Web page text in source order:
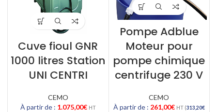
Cuve fioul GNR
1000 litres Station
UNI CENTRI
CEMO
À partir de : 1.075,00€ HT
Pompe Adblue
Moteur pour
pompe chimique
centrifuge 230 V
CEMO
À partir de : 261,00€ HT (313,20€